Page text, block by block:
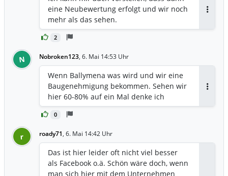
2
eine Neubewertung erfolgt und wir noch
mehr als das sehen.
N Nobroken123, 6. Mai 14:53 Uhr
0
Wenn Ballymena was wird und wir eine
Baugenehmigung bekommen. Sehen wir
hier 60-80% auf ein Mal denke ich
r roady71, 6. Mai 14:42 Uhr
Das ist hier leider oft nicht viel besser
als Facebook o.ä. Schön wäre doch, wenn
man sich hier mit dem Unternehmen